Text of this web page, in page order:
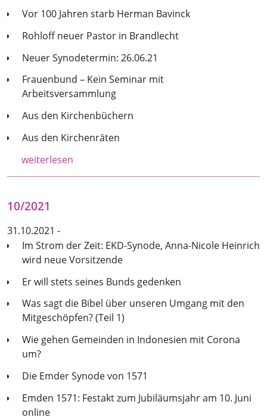
Vor 100 Jahren starb Herman Bavinck
Rohloff neuer Pastor in Brandlecht
Neuer Synodetermin: 26.06.21
Frauenbund – Kein Seminar mit
Arbeitsversammlung
Aus den Kirchenbüchern
Aus den Kirchenräten
weiterlesen
10/2021
31.10.2021 -
Im Strom der Zeit: EKD-Synode, Anna-Nicole Heinrich
wird neue Vorsitzende
Er will stets seines Bunds gedenken
Was sagt die Bibel über unseren Umgang mit den
Mitgeschöpfen? (Teil 1)
Wie gehen Gemeinden in Indonesien mit Corona
um?
Die Emder Synode von 1571
Emden 1571: Festakt zum Jubiläumsjahr am 10. Juni
online